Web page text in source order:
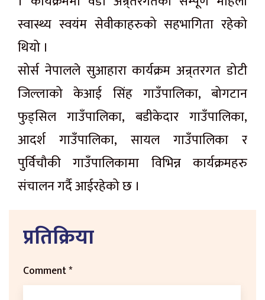
स्वास्थ्य स्वयंम सेवीकाहरुको सहभागिता रहेको
थियो ।
सोर्स नेपालले सुआहारा कार्यक्रम अन्र्तरगत डोटी
जिल्लाको केआई सिंह गाउँपालिका, बोगटान
फुड्सिल गाउँपालिका, बडीकेदार गाउँपालिका,
आदर्श गाउँपालिका, सायल गाउँपालिका र
पुर्विचौकी गाउँपालिकामा विभिन्न कार्यक्रमहरु
संचालन गर्दै आईरहेको छ ।
प्रतिक्रिया
Comment*